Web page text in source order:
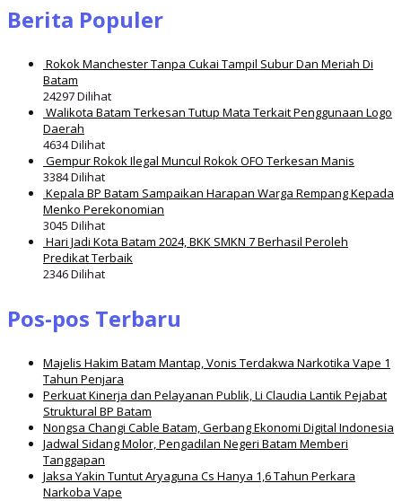
Berita Populer
Rokok Manchester Tanpa Cukai Tampil Subur Dan Meriah Di
Batam
24297 Dilihat
Walikota Batam Terkesan Tutup Mata Terkait Penggunaan Logo
Daerah
4634 Dilihat
Gempur Rokok Ilegal Muncul Rokok OFO Terkesan Manis
3384 Dilihat
Kepala BP Batam Sampaikan Harapan Warga Rempang Kepada
Menko Perekonomian
3045 Dilihat
Hari Jadi Kota Batam 2024, BKK SMKN 7 Berhasil Peroleh
Predikat Terbaik
2346 Dilihat
Pos-pos Terbaru
Majelis Hakim Batam Mantap, Vonis Terdakwa Narkotika Vape 1
Tahun Penjara
Perkuat Kinerja dan Pelayanan Publik, Li Claudia Lantik Pejabat
Struktural BP Batam
Nongsa Changi Cable Batam, Gerbang Ekonomi Digital Indonesia
Jadwal Sidang Molor, Pengadilan Negeri Batam Memberi
Tanggapan
Jaksa Yakin Tuntut Aryaguna Cs Hanya 1,6 Tahun Perkara
Narkoba Vape